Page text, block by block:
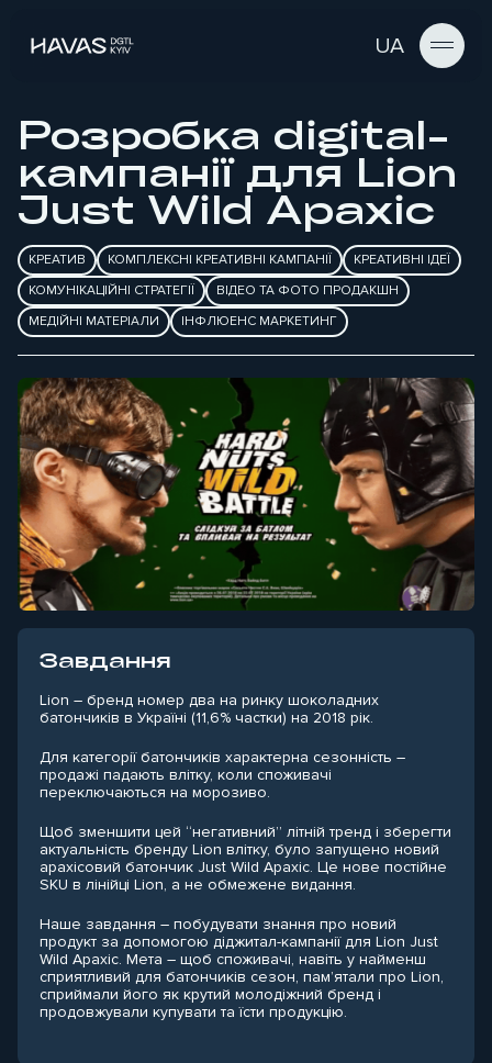
UA
Розробка digital-
кампанії для Lion
Just Wild Арахіс
КРЕАТИВ КОМПЛЕКСНІ КРЕАТИВНІ КАМПАНІЇ
КРЕАТИВНІ ІДЕЇ
КОМУНІКАЦІЙНІ СТРАТЕГІЇ
ВІДЕО ТА ФОТО ПРОДАКШН
МЕДІЙНІ МАТЕРІАЛИ
ІНФЛЮЕНС МАРКЕТИНГ
Завдання
Lion – бренд номер два на ринку шоколадних
батончиків в Україні (11,6% частки) на 2018 рік.
Для категорії батончиків характерна сезонність –
продажі падають влітку, коли споживачі
переключаються на морозиво.
Щоб зменшити цей “негативний” літній тренд і зберегти
актуальність бренду Lion влітку, було запущено новий
арахісовий батончик Just Wild Арахіс. Це нове постійне
SKU в лінійці Lion, а не обмежене видання.
Наше завдання – побудувати знання про новий
продукт за допомогою діджитал-кампанії для Lion Just
Wild Арахіс. Мета – щоб споживачі, навіть у найменш
сприятливий для батончиків сезон, пам’ятали про Lion,
сприймали його як крутий молодіжний бренд і
продовжували купувати та їсти продукцію.